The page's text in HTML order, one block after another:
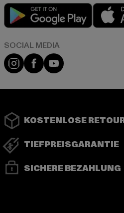
Play
Instagram
FacebookYouTube
KOSTENLOSE
TIEFPREISGARANTIE
SICHERE BEZAHLUNG